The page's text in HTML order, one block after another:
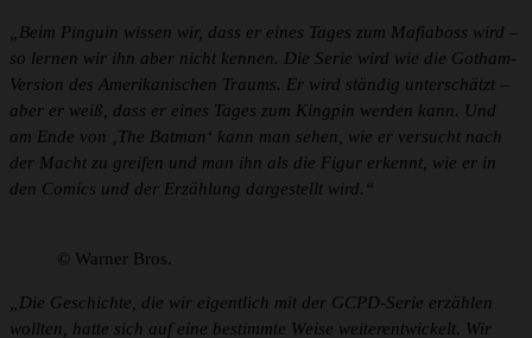
„Beim Pinguin wissen wir, dass er eines Tages zum Mafiaboss wird –
so lernen wir ihn aber nicht kennen. Die Serie wird wie die Gotham-
Version des Amerikanischen Traums. Er wird ständig unterschätzt –
aber er weiß, dass er eines Tages zum Kingpin werden kann. Und
am Ende von ‚The Batman‘ kann man sehen, wie er versucht nach
der Macht zu greifen und man ihn als die Figur erkennt, wie er in
den Comics und der Erzählung dargestellt wird.“
© Warner Bros.
„Die Geschichte, die wir eigentlich mit der GCPD-Serie erzählen
wollten, hatte sich auf eine bestimmte Weise weiterentwickelt. Wir